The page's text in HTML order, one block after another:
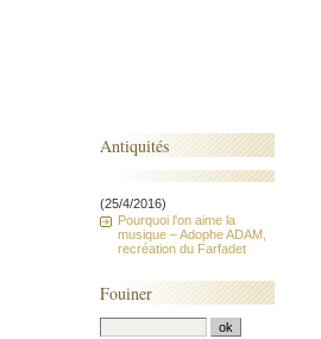
Antiquités
(25/4/2016)
Pourquoi l'on aime la
musique – Adophe ADAM,
recréation du Farfadet
Fouiner